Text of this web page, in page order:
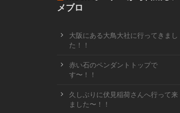
メブロ
大阪にある大鳥大社に行ってきまし
た！！
赤い石のペンダントトップで
す〜！！
久しぶりに伏見稲荷さんへ行って来
ました〜！！